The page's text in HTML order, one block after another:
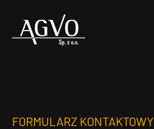
Header
FORMULARZ KONTAKTOWY